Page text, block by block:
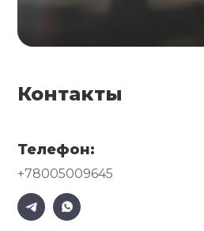
Контакты
Телефон:
+78005009645